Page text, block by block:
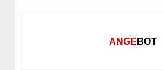
ANGEBOT